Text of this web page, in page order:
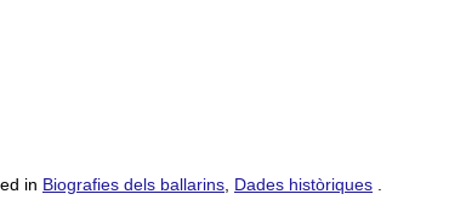
in Biografies dels ballarins Dades històriques